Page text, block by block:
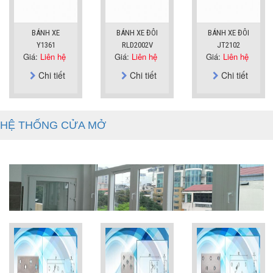
BÁNH XE
Y1361
Giá: Liên hệ
Chi tiết
BÁNH XE ĐÔI
RLD2002V
Giá: Liên hệ
Chi tiết
BÁNH XE ĐÔI
JT2102
Giá: Liên hệ
Chi tiết
HỆ THỐNG CỬA MỞ